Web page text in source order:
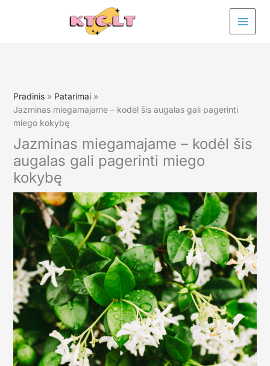
Pradinis
Patarimai
Jazminas miegamajame – kodėl šis augalas gali pagerinti
miego kokybę
Jazminas miegamajame – kodėl šis
augalas gali pagerinti miego
kokybę